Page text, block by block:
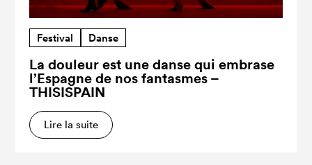
Festival Danse
La douleur est une danse qui embrase
l’Espagne de nos fantasmes –
THISISPAIN
Lire la suite